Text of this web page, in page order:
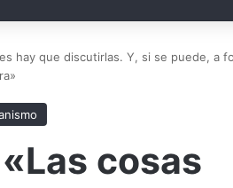
hay que discutirlas. Y, si se puede, a
cosas